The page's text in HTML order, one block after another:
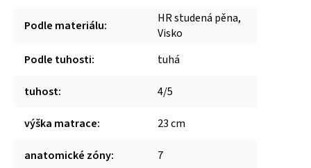
Podle materiálu:
HR studená pěna,
Visko
Podle tuhosti: tuhá
tuhost: 4/5
výška matrace: 23 cm
anatomické zóny: 7